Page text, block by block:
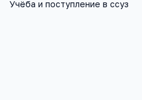
Учёба и поступление в ссуз